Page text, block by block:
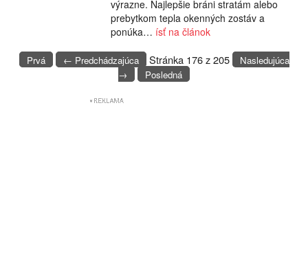
výrazne. Najlepšie bráni stratám alebo
prebytkom tepla okenných zostáv a
ponúka… ísť na článok
Prvá ← Predchádzajúca Stránka 176 z 205
Nasledujúca
→
Posledná